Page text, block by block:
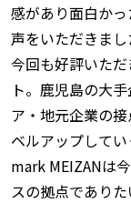
感があり面白か
声をいただきまし
今回も好評いた
ト。鹿児島の大
ア・地元企業の
ベルアップしてい
mark MEIZANは
スの拠点であり